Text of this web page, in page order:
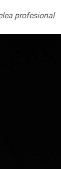
profesional